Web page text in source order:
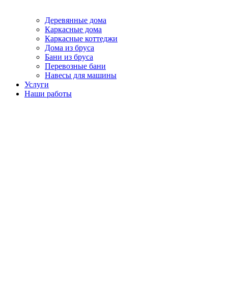
Деревянные дома
Каркасные дома
Каркасные коттеджи
Дома из бруса
Бани из бруса
Перевозные бани
Навесы для машины
Услуги
Наши работы